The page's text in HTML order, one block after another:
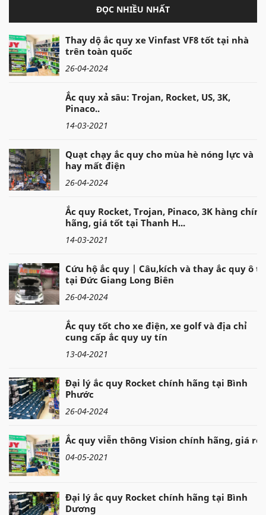
ĐỌC NHIỀU NHẤT
Thay dộ ắc quy xe Vinfast VF8 tốt tại nhà
trên toàn quốc
26-04-2024
Ắc quy xả sâu: Trojan, Rocket, US, 3K,
Pinaco..
14-03-2021
Quạt chạy ắc quy cho mùa hè nóng lực và
hay mất điện
26-04-2024
Ắc quy Rocket, Trojan, Pinaco, 3K hàng chính
hãng, giá tốt tại Thanh H...
14-03-2021
Cứu hộ ắc quy | Câu,kích và thay ắc quy ô tô
tại Đức Giang Long Biên
26-04-2024
Ắc quy tốt cho xe điện, xe golf và địa chỉ
cung cấp ắc quy uy tín
13-04-2021
Đại lý ắc quy Rocket chính hãng tại Bình
Phước
26-04-2024
Ắc quy viễn thông Vision chính hãng, giá rẻ
04-05-2021
Đại lý ắc quy Rocket chính hãng tại Bình
Dương